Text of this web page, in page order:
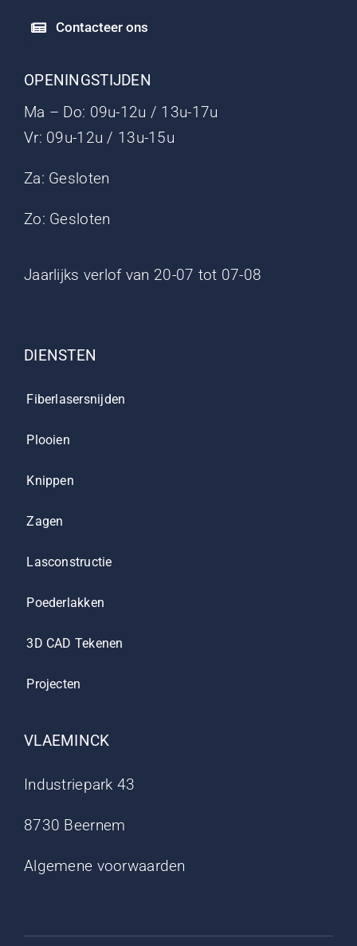
Contacteer ons
OPENINGSTIJDEN
Ma – Do: 09u-12u / 13u-17u
Vr: 09u-12u / 13u-15u
Za: Gesloten
Zo: Gesloten
Jaarlijks verlof van 20-07 tot 07-08
DIENSTEN
Fiberlasersnijden
Plooien
Knippen
Zagen
Lasconstructie
Poederlakken
3D CAD Tekenen
Projecten
VLAEMINCK
Industriepark 43
8730 Beernem
Algemene voorwaarden